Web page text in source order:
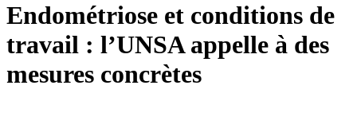
Endométriose et conditions de
travail : l’UNSA appelle à des
mesures concrètes